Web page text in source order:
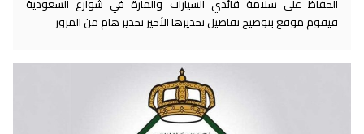
فيقوم موقع بتوضيح تفاصيل تحذيرها الأخير تحذير هام من المرور